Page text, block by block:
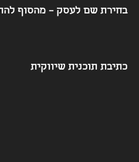
בחירת שם לעסק – מהסוף
כתיבת תוכנית שיווקית